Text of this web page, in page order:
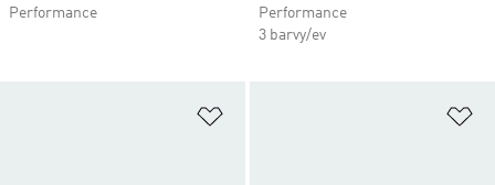
Performance
Performance
3 barvy/ev